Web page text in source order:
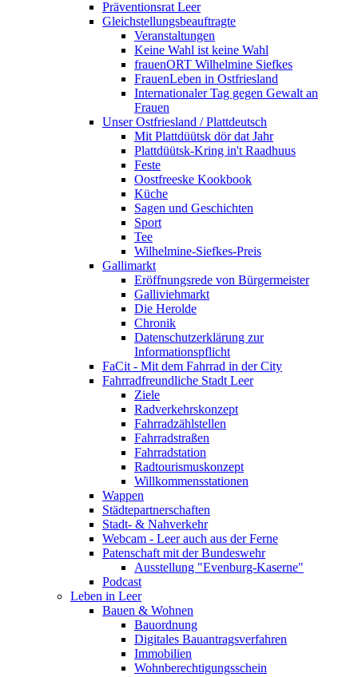
Präventionsrat Leer
Gleichstellungsbeauftragte
Veranstaltungen
Keine Wahl ist keine Wahl
frauenORT Wilhelmine Siefkes
FrauenLeben in Ostfriesland
Internationaler Tag gegen Gewalt an
Frauen
Unser Ostfriesland / Plattdeutsch
Mit Plattdüütsk dör dat Jahr
Plattdüütsk-Kring in't Raadhuus
Feste
Oostfreeske Kookbook
Küche
Sagen und Geschichten
Sport
Tee
Wilhelmine-Siefkes-Preis
Gallimarkt
Eröffnungsrede von Bürgermeister
Galliviehmarkt
Die Herolde
Chronik
Datenschutzerklärung zur
Informationspflicht
FaCit - Mit dem Fahrrad in der City
Fahrradfreundliche Stadt Leer
Ziele
Radverkehrskonzept
Fahrradzählstellen
Fahrradstraßen
Fahrradstation
Radtourismuskonzept
Willkommensstationen
Wappen
Städtepartnerschaften
Stadt- & Nahverkehr
Webcam - Leer auch aus der Ferne
Patenschaft mit der Bundeswehr
Ausstellung "Evenburg-Kaserne"
Podcast
Leben in Leer
Bauen & Wohnen
Bauordnung
Digitales Bauantragsverfahren
Immobilien
Wohnberechtigungsschein